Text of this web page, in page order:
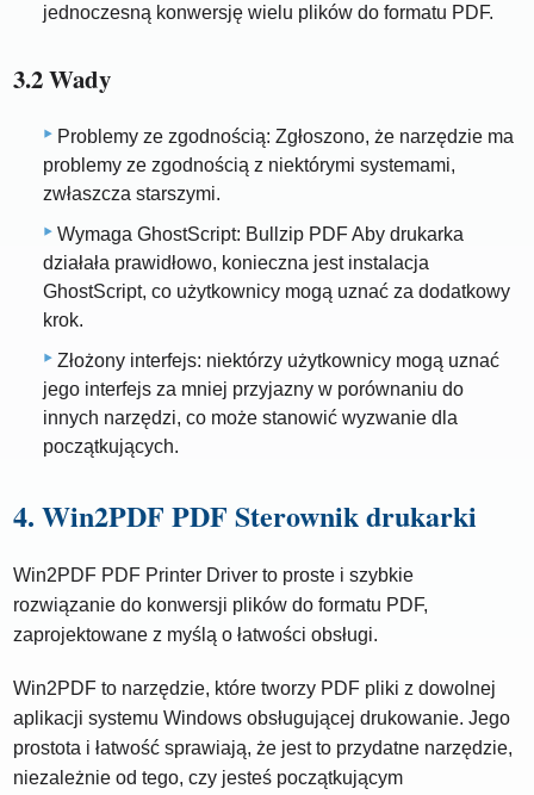
jednoczesną konwersję wielu plików do formatu PDF.
3.2 Wady
Problemy ze zgodnością: Zgłoszono, że narzędzie ma
problemy ze zgodnością z niektórymi systemami,
zwłaszcza starszymi.
Wymaga GhostScript: Bullzip PDF Aby drukarka
działała prawidłowo, konieczna jest instalacja
GhostScript, co użytkownicy mogą uznać za dodatkowy
krok.
Złożony interfejs: niektórzy użytkownicy mogą uznać
jego interfejs za mniej przyjazny w porównaniu do
innych narzędzi, co może stanowić wyzwanie dla
początkujących.
4. Win2PDF PDF Sterownik drukarki
Win2PDF PDF Printer Driver to proste i szybkie
rozwiązanie do konwersji plików do formatu PDF,
zaprojektowane z myślą o łatwości obsługi.
Win2PDF to narzędzie, które tworzy PDF pliki z dowolnej
aplikacji systemu Windows obsługującej drukowanie. Jego
prostota i łatwość sprawiają, że jest to przydatne narzędzie,
niezależnie od tego, czy jesteś początkującym